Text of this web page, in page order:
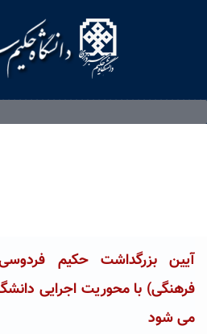
آیین بزرگداشت حکیم
فرهنگی) با محوریت اجرایی
می شود